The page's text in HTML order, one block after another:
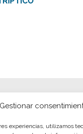
Gestionar
experiencias, utilizamos